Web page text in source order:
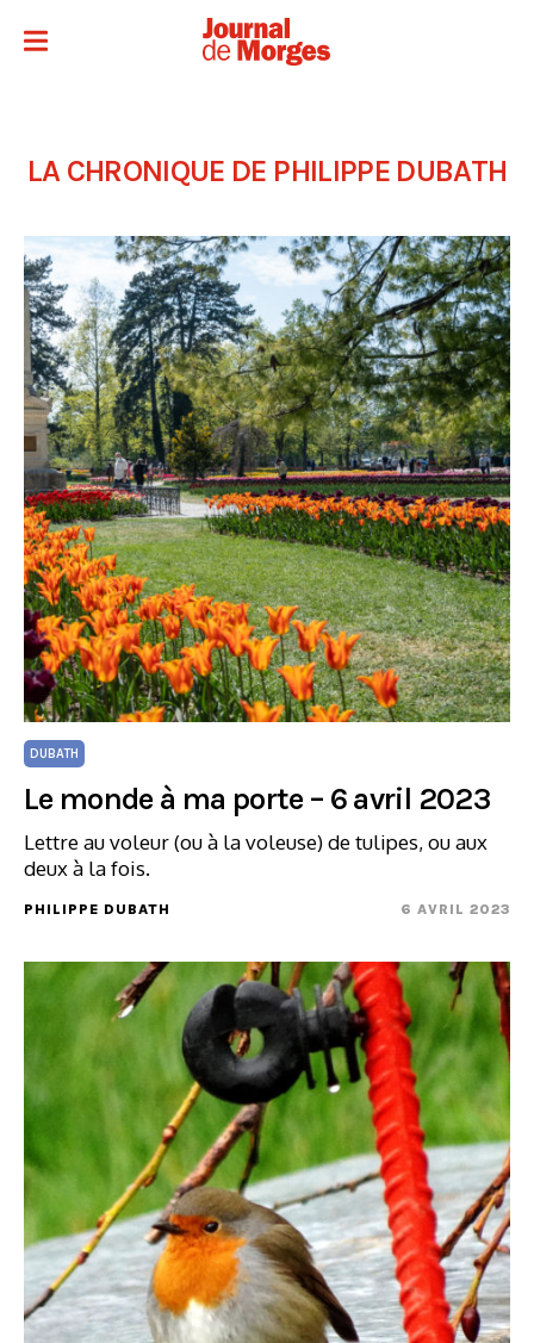
LA CHRONIQUE DE PHILIPPE DUBATH
DUBATH
Le monde à ma porte – 6 avril 2023
Lettre au voleur (ou à la voleuse) de tulipes, ou aux
deux à la fois.
PHILIPPE DUBATH 6 AVRIL 2023